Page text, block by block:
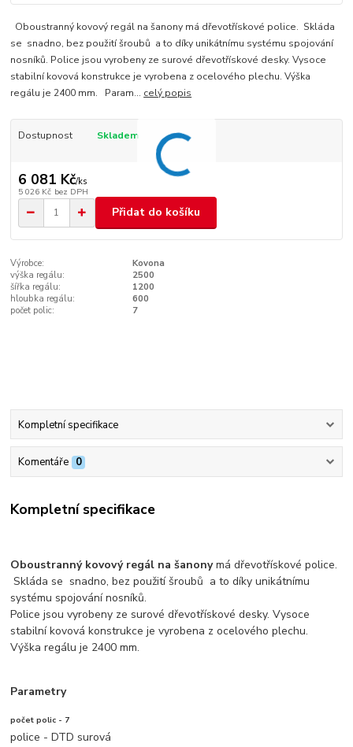
Oboustranný kovový regál na šanony má dřevotřískové police. Skláda
se snadno, bez použití šroubů a to díky unikátnímu systému spojování
nosníků. Police jsou vyrobeny ze surové dřevotřískové desky. Vysoce
stabilní kovová konstrukce je vyrobena z ocelového plechu. Výška
regálu je 2400 mm. Param... celý popis
Dostupnost Skladem
6 081 Kč/ks
5 026 Kč bez DPH
Přidat do košíku
Výrobce:
Kovona
výška regálu:
2500
šířka regálu:
1200
hloubka regálu:
600
počet polic:
7
Kompletní specifikace
Komentáře 0
Kompletní specifikace
Oboustranný kovový regál na šanonymá dřevotřískové police.
Skláda se snadno, bez použití šroubů a to díky unikátnímu
systému spojování nosníků.
Police jsou vyrobeny ze surové dřevotřískové desky. Vysoce
stabilní kovová konstrukce je vyrobena z ocelového plechu.
Výška regálu je 2400 mm.
Parametry
počet polic - 7
police - DTD surová